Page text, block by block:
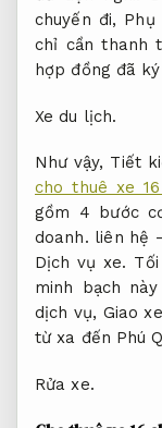
chuyến đi, Phụ
chỉ cần thanh
hợp đồng đã
Xe du lịch.
Như vậy, Tiết
cho thuê xe
gồm 4 bước
doanh. liên hệ
Dịch vụ xe.
minh bạch
dịch vụ, Giao
từ xa đến Phú
Rửa xe.